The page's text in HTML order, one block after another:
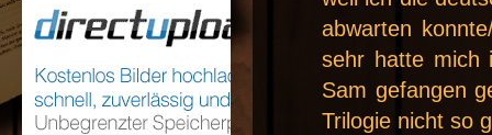
abwarten
sehr hatte mich
Sam gefangen
Trilogie nicht so